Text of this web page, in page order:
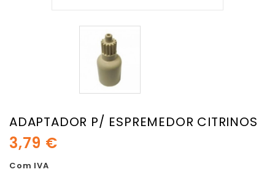
ADAPTADOR P/ ESPREMEDOR CITRINOS
3,79 €
Com IVA